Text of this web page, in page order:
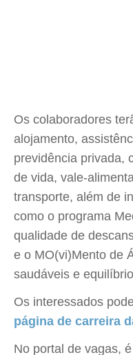
Os colaboradores
alojamento,
previdência privada,
de vida, vale-
transporte, além de
como o programa
qualidade de
e o MO(vi)Mento de
saudáveis e
Os interessados
página de carreira
No portal de vagas,